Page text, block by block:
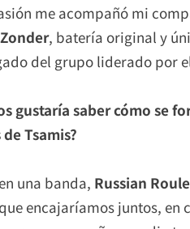
me acompañó mi
, batería original y
del grupo liderado por
gustaría saber cómo se
Tsamis?
una banda, Russian
encajaríamos juntos, en